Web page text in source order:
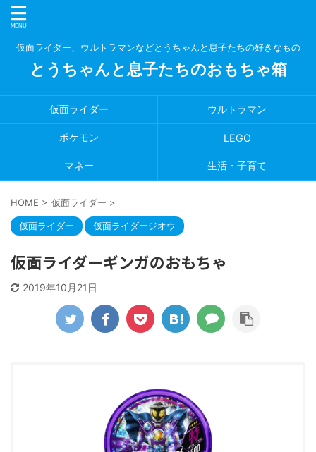
仮面ライダー、ウルトラマンなどとうちゃんと息子たちの好きなもの
とうちゃんと息子たちのおもちゃ箱
仮面ライダー ウルトラマン
ポケモン LEGO
マネー 生活・子育て
HOME > 仮面ライダー >
仮面ライダー 仮面ライダージオウ
仮面ライダーギンガのおもちゃ
2019年10月21日